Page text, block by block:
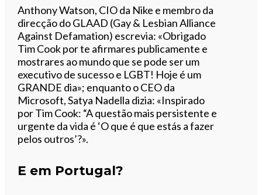
Anthony Watson, CIO da Nike e membro da
direcção do GLAAD (Gay & Lesbian Alliance
Against Defamation) escrevia: «Obrigado
Tim Cook por te afirmares publicamente e
mostrares ao mundo que se pode ser um
executivo de sucesso e LGBT! Hoje é um
GRANDE dia»; enquanto o CEO da
Microsoft, Satya Nadella dizia: «Inspirado
por Tim Cook: “A questão mais persistente e
urgente da vida é ‘O que é que estás a fazer
pelos outros’?».
E em Portugal?